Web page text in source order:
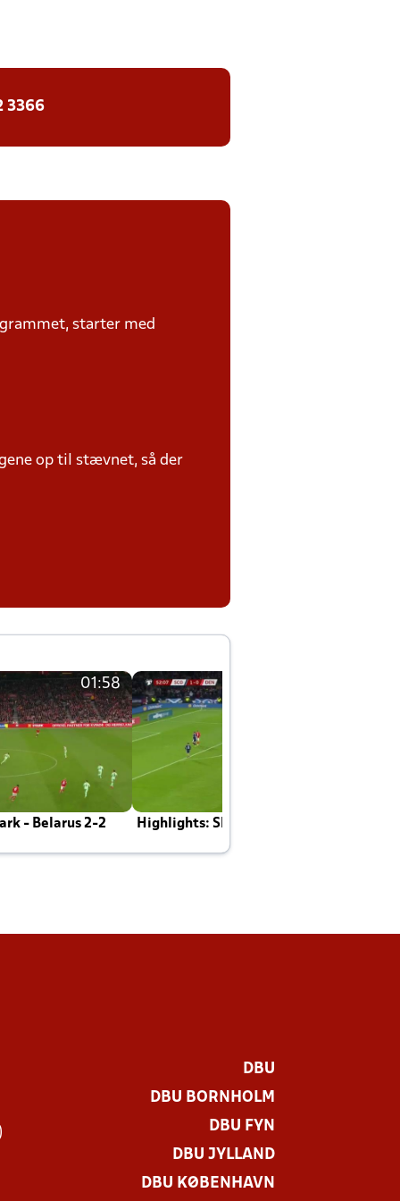
3366
starter med
op til stævnet, så der
01:58
- Belarus 2-2 Highlights: Skotland - Danmark 4-2
DBU
DBU BORNHOLM
DBU FYN
DBU JYLLAND
DBU KØBENHAVN